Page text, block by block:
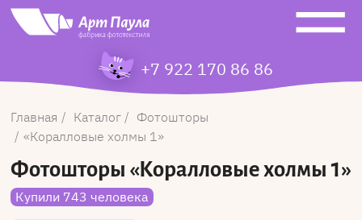
+7 922 170 86 86
Главная Каталог
Фотошторы
Коралловые холмы 1
Фотошторы «Коралловые холмы 1»
Купили 743 человека